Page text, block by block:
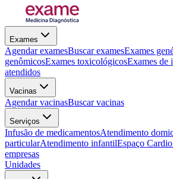
Exames
Agendar examesBuscar examesExames
genômicosExames toxicológicosExames de
atendidos
Vacinas
Agendar vacinasBuscar vacinas
Serviços
Infusão de medicamentosAtendimento
particularAtendimento infantilEspaço Cardio
empresas
Unidades